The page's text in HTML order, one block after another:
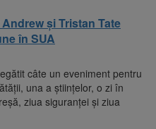
și Tristan Tate
în SUA
câte un eveniment pentru
una a științelor, o zi în
ziua siguranței și ziua